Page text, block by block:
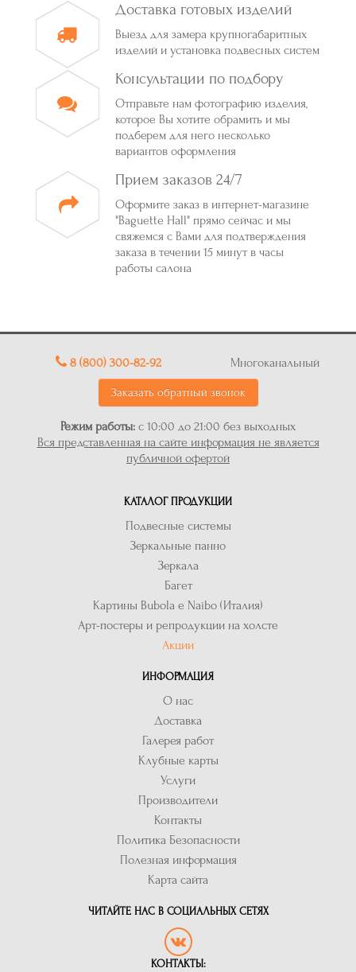
Доставка готовых изделий
Выезд для замера крупногабаритных
изделий и установка подвесных систем
Консультации по подбору
Отправьте нам фотографию изделия,
которое Вы хотите обрамить и мы
подберем для него несколько
вариантов оформления
Прием заказов 24/7
Оформите заказ в интернет-магазине
"Baguette Hall" прямо сейчас и мы
свяжемся с Вами для подтверждения
заказа в течении 15 минут в часы
работы салона
8 (800) 300-82-92 Многоканальный
Заказать обратный звонок
Режим работы: с 10:00 до 21:00 без выходных
Вся представленная на сайте информация не является
публичной офертой
КАТАЛОГ ПРОДУКЦИИ
Подвесные системы
Зеркальные панно
Зеркала
Багет
Картины Bubola e Naibo (Италия)
Арт-постеры и репродукции на холсте
Акции
ИНФОРМАЦИЯ
О нас
Доставка
Галерея работ
Клубные карты
Услуги
Производители
Контакты
Политика Безопасности
Полезная информация
Карта сайта
ЧИТАЙТЕ НАС В СОЦИАЛЬНЫХ СЕТЯХ
КОНТАКТЫ: